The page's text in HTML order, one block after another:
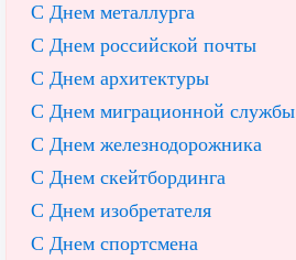
С Днем металлурга
С Днем российской почты
С Днем архитектуры
С Днем миграционной службы
С Днем железнодорожника
С Днем скейтбординга
С Днем изобретателя
С Днем спортсмена